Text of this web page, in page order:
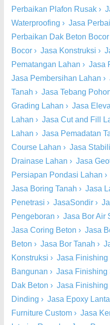
Perbaikan Plafon Rusak ›
Waterproofing › Jasa
Perbaikan Dak Beton Bocor
Bocor › Jasa Konstruksi ›
Pematangan Lahan › Jasa
Jasa Pembersihan Lahan ›
Tanah › Jasa Tebang
Grading Lahan › Jasa
Lahan › Jasa Cut and Fill
Lahan › Jasa Pemadatan
Course Lahan › Jasa
Drainase Lahan › Jasa
Persiapan Pondasi Lahan ›
Jasa Boring Tanah › Jasa
Penetrasi › JasaSondir ›
Pengeboran › Jasa Bor Air
Jasa Coring Beton › Jasa
Beton › Jasa Bor Tanah ›
Konstruksi › Jasa Finishing
Bangunan › Jasa Finishing
Dak Beton › Jasa Finishing
Dinding › Jasa Epoxy
Furniture Custom › Jasa